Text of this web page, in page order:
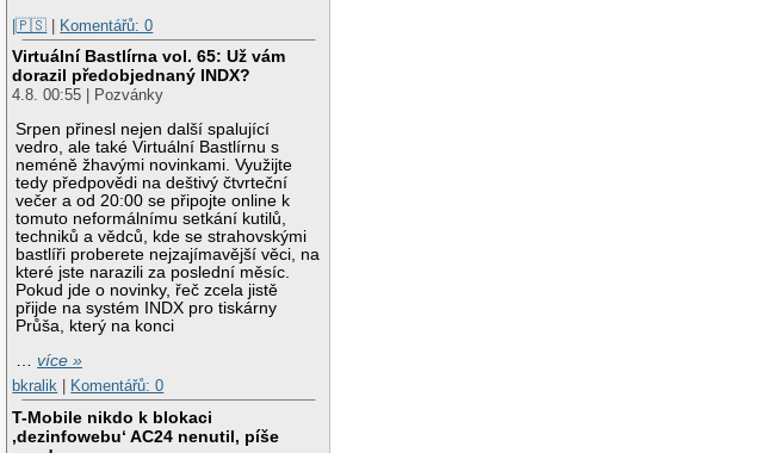
|🇵🇸 | Komentářů: 0
Virtuální Bastlírna vol. 65: Už vám
dorazil předobjednaný INDX?
4.8. 00:55 | Pozvánky
Srpen přinesl nejen další spalující
vedro, ale také Virtuální Bastlírnu s
neméně žhavými novinkami. Využijte
tedy předpovědi na deštivý čtvrteční
večer a od 20:00 se připojte online k
tomuto neformálnímu setkání kutilů,
techniků a vědců, kde se strahovskými
bastlíři proberete nejzajímavější věci, na
které jste narazili za poslední měsíc.
Pokud jde o novinky, řeč zcela jistě
přijde na systém INDX pro tiskárny
Průša, který na konci
…více »
bkralik
Komentářů: 0
T-Mobile nikdo k blokaci
‚dezinfowebu‘ AC24 nenutil, píše